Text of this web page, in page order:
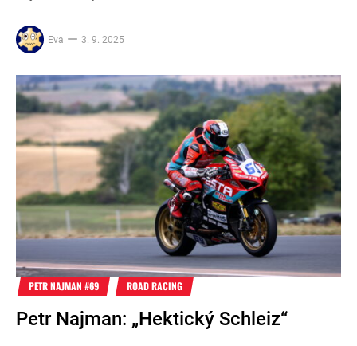
Eva 3. 9. 2025
PETR NAJMAN #69 ROAD RACING
Petr Najman: „Hektický Schleiz“